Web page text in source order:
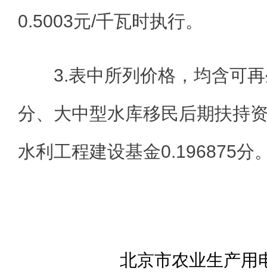
0.5003元/千瓦时执行。
3.表中所列价格，均含可
分、大中型水库移民后期扶持
水利工程建设基金0.196875分
北京市农业生产用